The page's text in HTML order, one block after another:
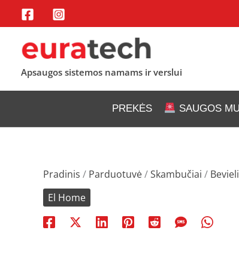
Pereiti
prie
turinio
Apsaugos sistemos namams ir verslui
PREKĖS SAUGOS
Pradinis / Parduotuvė/Skambučiai /
El Home